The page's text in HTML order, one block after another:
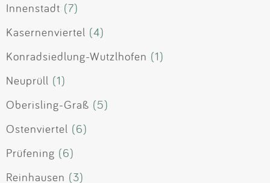
Innenstadt (7)
Kasernenviertel (4)
Konradsiedlung-Wutzlhofen (1)
Neuprüll (1)
Oberisling-Graß (5)
Ostenviertel (6)
Prüfening (6)
Reinhausen (3)